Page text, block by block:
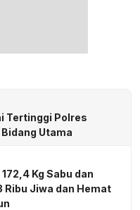
Tertinggi Polres
Utama
Kg Sabu dan
Jiwa dan Hemat